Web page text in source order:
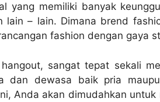
yang memiliki banyak
lain – lain. Dimana brend
fashion dengan gaya
sangat tepat sekali
dan dewasa baik pria
Anda akan dimudahkan